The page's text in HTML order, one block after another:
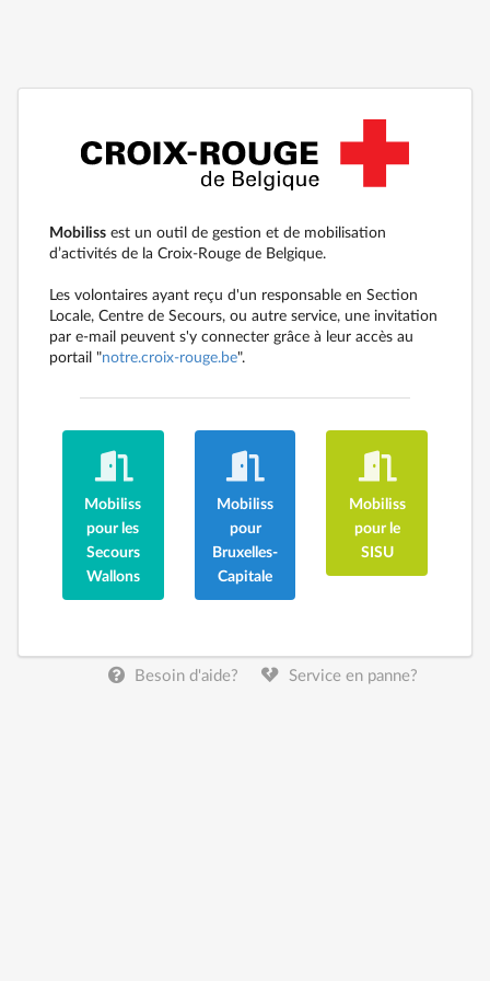
Mobiliss est un outil de gestion et de mobilisation
d’activités de la Croix-Rouge de Belgique.
Les volontaires ayant reçu d'un responsable en Section
Locale, Centre de Secours, ou autre service, une invitation
par e-mail peuvent s'y connecter grâce à leur accès au
portail "notre.croix-rouge.be".
Mobiliss
pour les
Secours
Wallons
Mobiliss
pour
Bruxelles-
Capitale
Mobiliss
pour le
SISU
Besoin d'aide? Service en panne?